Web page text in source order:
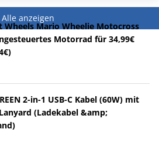
Alle anzeigen
Wheels Mario Wheelie Motocross
Motorrad für 34,99€
2-in-1 USB-C Kabel (60W) mit
(Ladekabel &amp;